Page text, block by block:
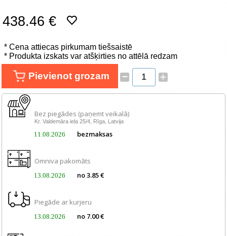
Renewd tehnika, Outlet
438.46 €
* Cena attiecas pirkumam tiešsaistē
* Produkta izskats var atšķirties no attēlā redzam
Pievienot grozam – +
Bez piegādes (paņemt veikalā)
Kr. Valdemāra iela 25/4, Rīga, Latvija
11.08.2026 bezmaksas
Omniva pakomāts
13.08.2026 no 3.85 €
Piegāde ar kurjeru
13.08.2026 no 7.00 €